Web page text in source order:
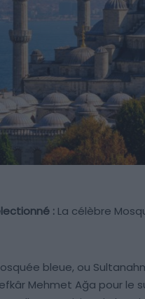
: La célèbre
bleue, ou
Mehmet Ağa pour